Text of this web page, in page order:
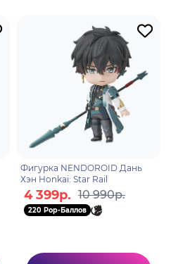
Фигурка NENDOROID Дань
Хэн Honkai: Star Rail
4 399р. 10 990р.
220 Pop-Баллов